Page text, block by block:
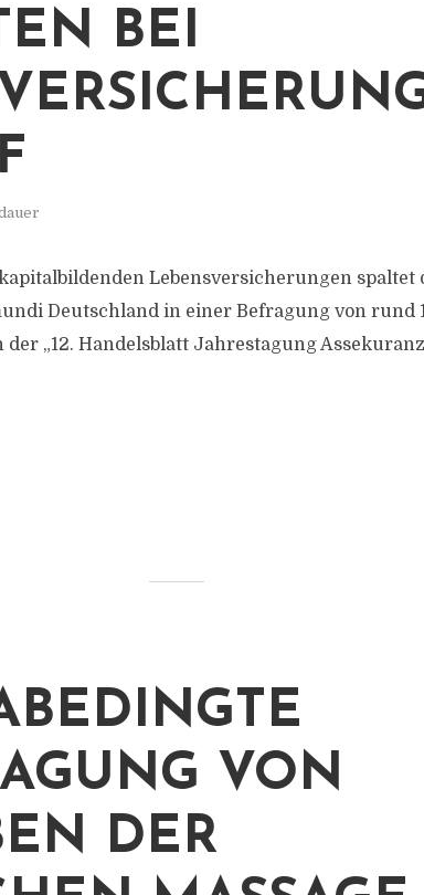
BEI
Lebensversicherungen spaltet
Deutschland in einer Befragung von rund
„12. Handelsblatt Jahrestagung
VON
DER